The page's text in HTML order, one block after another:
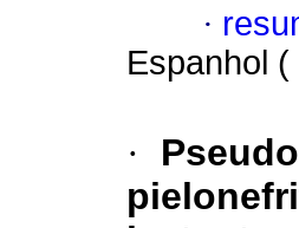
·
Espanhol (
·